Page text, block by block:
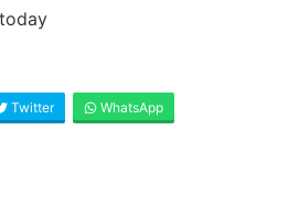
Twitter WhatsApp